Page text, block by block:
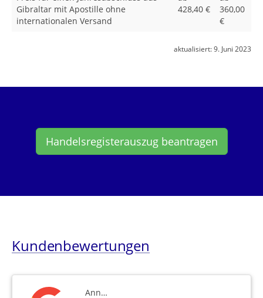
Gibraltar mit Apostille ohne
internationalen Versand
428,40 €
360,00
€
aktualisiert:9. Juni 2023
Handelsregisterauszug beantragen
Kundenbewertungen
Ann…